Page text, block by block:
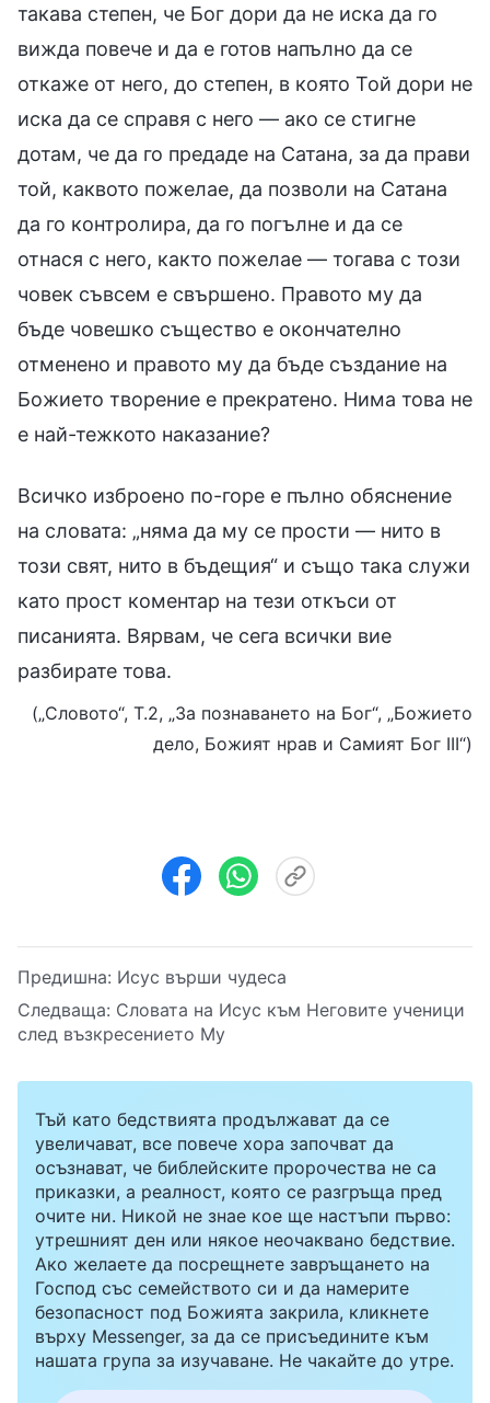
такава степен, че Бог дори да не иска да го
вижда повече и да е готов напълно да се
откаже от него, до степен, в която Той дори не
иска да се справя с него — ако се стигне
дотам, че да го предаде на Сатана, за да прави
той, каквото пожелае, да позволи на Сатана
да го контролира, да го погълне и да се
отнася с него, както пожелае — тогава с този
човек съвсем е свършено. Правото му да
бъде човешко същество е окончателно
отменено и правото му да бъде създание на
Божието творение е прекратено. Нима това не
е най-тежкото наказание?
Всичко изброено по-горе е пълно обяснение
на словата: „няма да му се прости — нито в
този свят, нито в бъдещия“ и също така служи
като прост коментар на тези откъси от
писанията. Вярвам, че сега всички вие
разбирате това.
(„Словото“, Т.2, „За познаването на Бог“, „Божието
дело, Божият нрав и Самият Бог III“)
Предишна: Исус върши чудеса
Следваща: Словата на Исус към Неговите ученици
след възкресението Му
Тъй като бедствията продължават да се
увеличават, все повече хора започват да
осъзнават, че библейските пророчества не са
приказки, а реалност, която се разгръща пред
очите ни. Никой не знае кое ще настъпи първо:
утрешният ден или някое неочаквано бедствие.
Ако желаете да посрещнете завръщането на
Господ със семейството си и да намерите
безопасност под Божията закрила, кликнете
върху Messenger, за да се присъедините към
нашата група за изучаване. Не чакайте до утре.